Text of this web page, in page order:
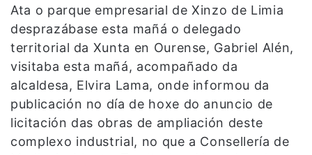
Ata o parque empresarial de Xinzo de Limia
desprazábase esta mañá o delegado
territorial da Xunta en Ourense, Gabriel Alén,
visitaba esta mañá, acompañado da
alcaldesa, Elvira Lama, onde informou da
publicación no día de hoxe do anuncio de
licitación das obras de ampliación deste
complexo industrial, no que a Consellería de